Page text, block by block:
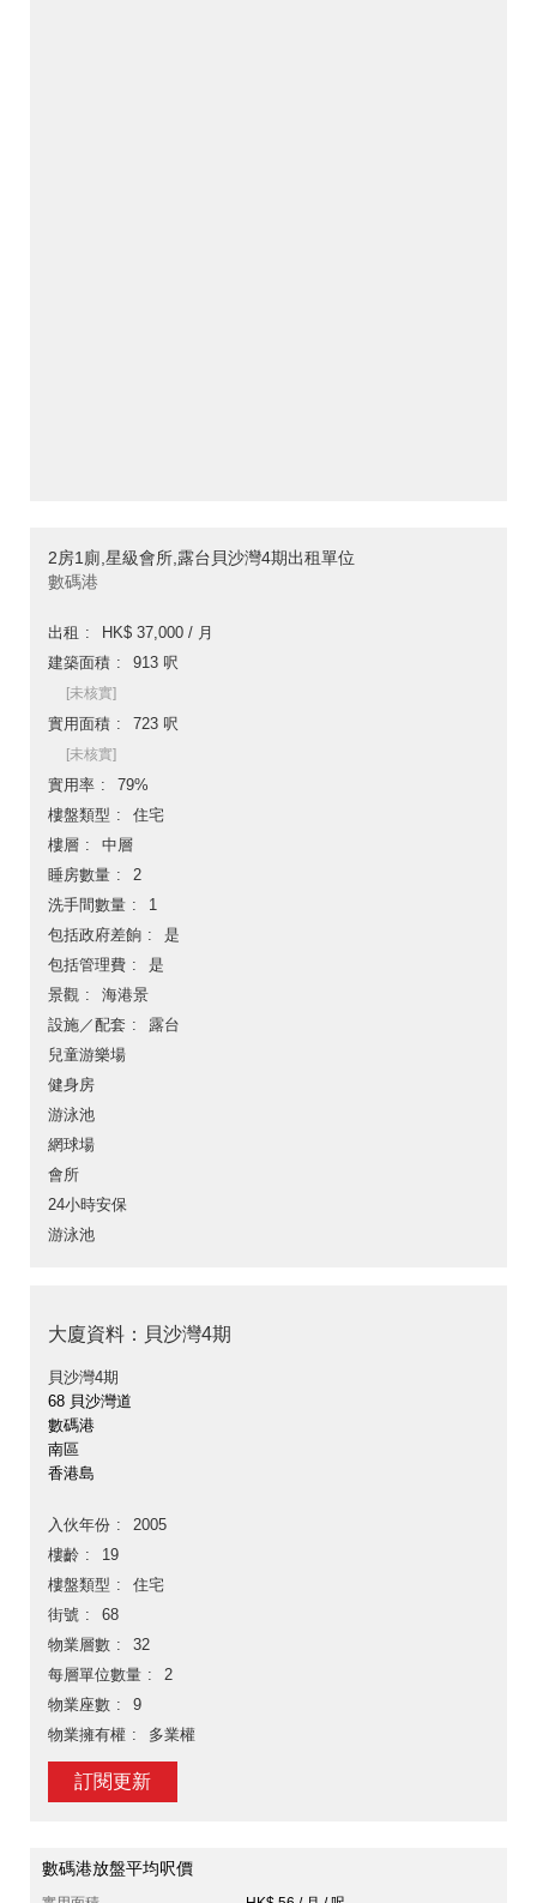
2房1廁,星級會所,露台貝沙灣4期出租單位
數碼港
出租
HK$ 37,000 / 月
建築面積
913 呎
[未核實]
實用面積 723 呎
[未核實]
實用率
79%
樓盤類型
住宅
樓層
中層
睡房數量
2
洗手間數量
1
包括政府差餉
是
包括管理費
是
景觀
海港景
設施／配套
露台
兒童游樂場
健身房
游泳池
網球場
會所
24小時安保
游泳池
大廈資料：貝沙灣4期
貝沙灣4期
68 貝沙灣道
數碼港
南區
香港島
入伙年份
2005
樓齡
19
樓盤類型
住宅
街號
68
物業層數
32
每層單位數量
2
物業座數
9
物業擁有權
多業權
訂閱更新
數碼港放盤平均呎價